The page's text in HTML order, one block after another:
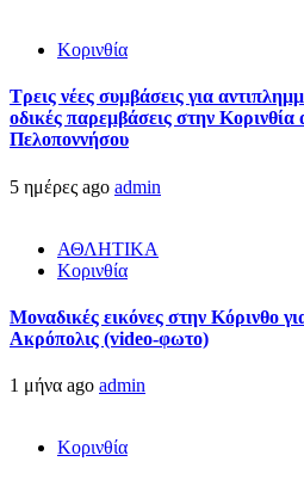
Κορινθία
Τρεις νέες συμβάσεις για
οδικές παρεμβάσεις στην
Πελοποννήσου
5 ημέρες ago admin
ΑΘΛΗΤΙΚΑ
Κορινθία
Μοναδικές εικόνες στην Κόρινθο
Ακρόπολις (video-φωτο)
1 μήνα ago admin
Κορινθία